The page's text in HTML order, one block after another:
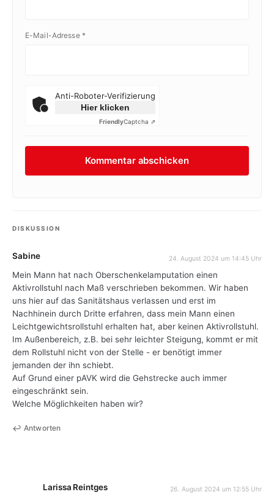
E-Mail-Adresse *
Anti-Roboter-Verifizierung
Hier klicken
FriendlyCaptcha ⇗
DISKUSSION
Sabine 24. August 2024 um 14:45 Uhr
Mein Mann hat nach Oberschenkelamputation einen
Aktivrollstuhl nach Maß verschrieben bekommen. Wir haben
uns hier auf das Sanitätshaus verlassen und erst im
Nachhinein durch Dritte erfahren, dass mein Mann einen
Leichtgewichtsrollstuhl erhalten hat, aber keinen Aktivrollstuhl.
Im Außenbereich, z.B. bei sehr leichter Steigung, kommt er mit
dem Rollstuhl nicht von der Stelle - er benötigt immer
jemanden der ihn schiebt.
Auf Grund einer pAVK wird die Gehstrecke auch immer
eingeschränkt sein.
Welche Möglichkeiten haben wir?
Antworten
Larissa Reintges 26. August 2024 um 12:55 Uhr